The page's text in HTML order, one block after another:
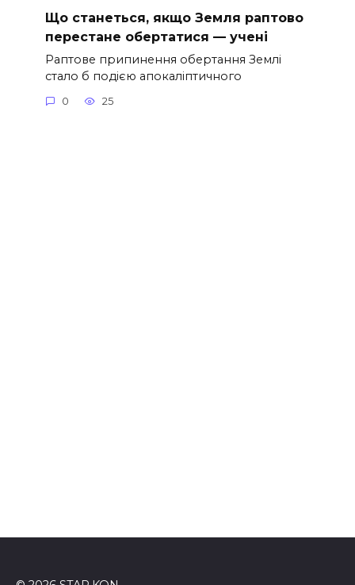
Що станеться, якщо Земля раптово
перестане обертатися — учені
Раптове припинення обертання Землі
стало б подією апокаліптичного
0 25